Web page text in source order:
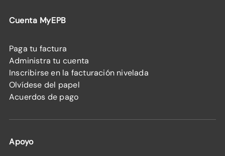
Cuenta MyEPB
Paga tu factura
Administra tu cuenta
Inscribirse en la facturación nivelada
Olvídese del papel
Acuerdos de pago
Apoyo